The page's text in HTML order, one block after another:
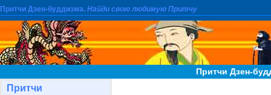
Притчи Дзен-буддизма. Найди свою любимую Притчу
Притчи Дзен-
Притчи